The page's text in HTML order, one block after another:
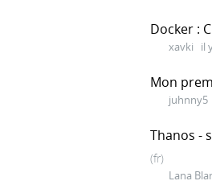
Docker :
xavki il
Mon
juhnny5
Thanos -
(fr)
Lana